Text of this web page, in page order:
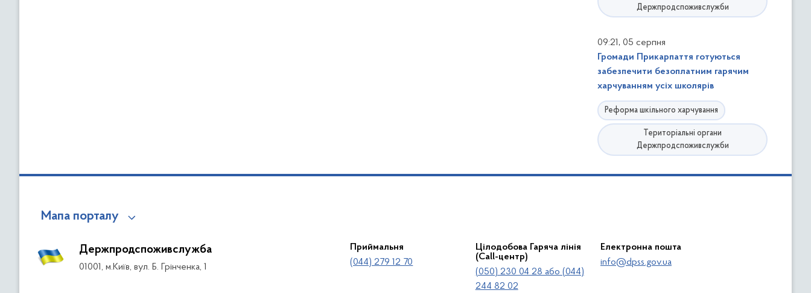
Держпродспоживслужби
09:21, 05 серпня
Громади Прикарпаття готуються
забезпечити безоплатним гарячим
харчуванням усіх школярів
Реформа шкільного харчування
Територіальні органи
Держпродспоживслужби
Мапа порталу
Держпродспоживслужба
01001, м.Київ, вул. Б. Грінченка, 1
Приймальня
(044) 279 12 70
Цілодобова Гаряча лінія
(Call-центр)
(050) 230 04 28 або (044)
244 82 02
Електронна пошта
info@dpss.gov.ua